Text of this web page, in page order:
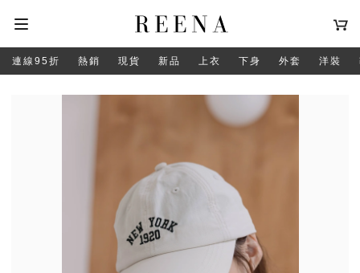
連線95折 熱銷 現貨 新品 上衣 下身 外套 洋裝